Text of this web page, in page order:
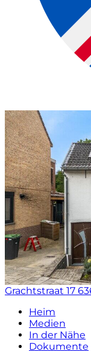
Grachtstraat 17
Heim
Medien
In der Nähe
Dokumente